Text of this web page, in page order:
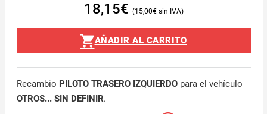
18,15€ 15,00€
AÑADIR AL CARRITO
Recambio PILOTO TRASERO IZQUIERDOpara el vehículo
OTROS... SIN DEFINIR.